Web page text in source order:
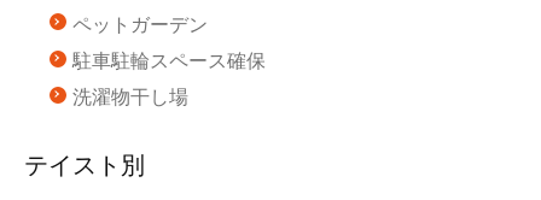
ペットガーデン
駐車駐輪スペース確保
洗濯物干し場
テイスト別